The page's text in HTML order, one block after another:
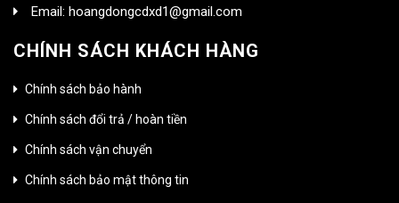
Email: hoangdongcdxd1@gmail.com
CHÍNH SÁCH KHÁCH HÀNG
Chính sách bảo hành
Chính sách đổi trả / hoàn tiền
Chính sách vận chuyển
Chính sách bảo mật thông tin